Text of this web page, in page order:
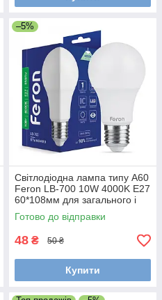
–5%
Світлодіодна лампа типу А60
Feron LB-700 10W 4000K Е27
60*108мм для загального і
декоративного освітлення
Готово до відправки
48 ₴ 50 ₴
Купити